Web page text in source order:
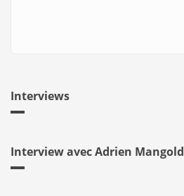
Interviews
Interview avec Adrien Mangold